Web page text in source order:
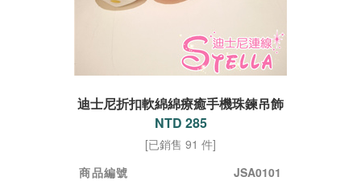
迪士尼折扣軟綿綿療癒手機珠鍊吊飾
NTD 285
[已銷售 91 件]
商品編號
JSA0101